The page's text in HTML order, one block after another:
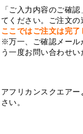
「ご入力内容のご確
てください。ご注文
ここではご注文は完
※万一、ご確認メール
う一度お問い合わせ
アフリカンスクエアー
さい。